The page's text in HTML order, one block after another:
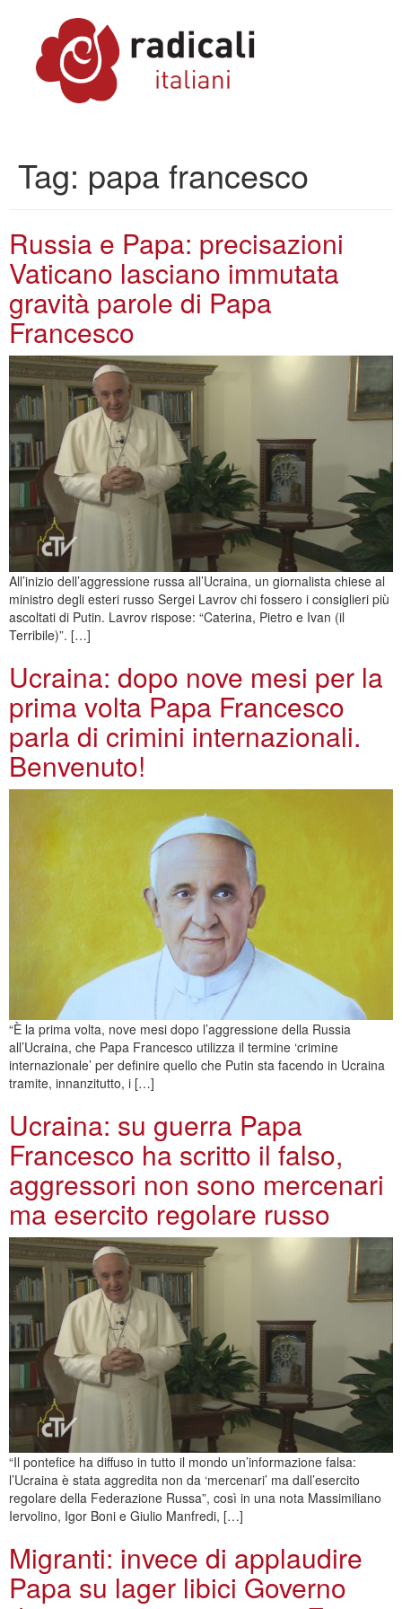
Tag: papa francesco
Russia e Papa: precisazioni
Vaticano lasciano immutata
gravità parole di Papa
Francesco
All’inizio dell’aggressione russa all’Ucraina, un giornalista chiese al
ministro degli esteri russo Sergei Lavrov chi fossero i consiglieri più
ascoltati di Putin. Lavrov rispose: “Caterina, Pietro e Ivan (il
Terribile)”. […]
Ucraina: dopo nove mesi per la
prima volta Papa Francesco
parla di crimini internazionali.
Benvenuto!
“È la prima volta, nove mesi dopo l’aggressione della Russia
all’Ucraina, che Papa Francesco utilizza il termine ‘crimine
internazionale’ per definire quello che Putin sta facendo in Ucraina
tramite, innanzitutto, i […]
Ucraina: su guerra Papa
Francesco ha scritto il falso,
aggressori non sono mercenari
ma esercito regolare russo
“Il pontefice ha diffuso in tutto il mondo un’informazione falsa:
l’Ucraina è stata aggredita non da ‘mercenari’ ma dall’esercito
regolare della Federazione Russa”, così in una nota Massimiliano
Iervolino, Igor Boni e Giulio Manfredi, […]
Migranti: invece di applaudire
Papa su lager libici Governo